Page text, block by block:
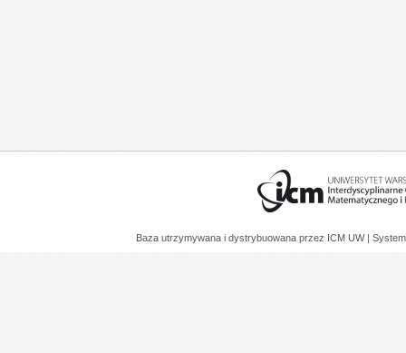
Baza utrzymywana i dystrybuowana przez ICM UW |